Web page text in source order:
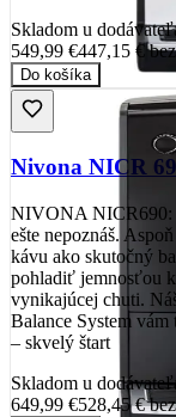
Skladom u
549,99 €447,15 €
Do košíka
Nivona NICR
NIVONA NICR690:
ešte nepoznáš.
kávu ako skutočný
pohladiť jemnosťou
vynikajúcej chuti.
Balance System
– skvelý štart
Skladom u
649,99 €528,45 €